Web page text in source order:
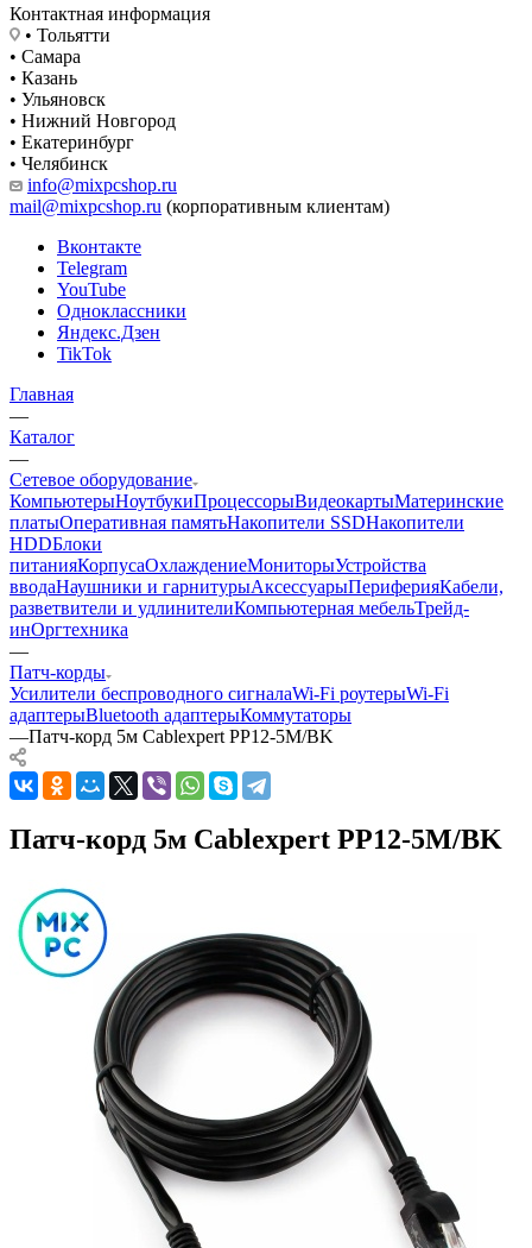
Контактная информация
• Тольятти
• Самара
• Казань
• Ульяновск
• Нижний Новгород
• Екатеринбург
• Челябинск
info@mixpcshop.ru
mail@mixpcshop.ru (корпоративным клиентам)
Вконтакте
Telegram
YouTube
Одноклассники
Яндекс.Дзен
TikTok
Главная
—
Каталог
—
Сетевое оборудование
КомпьютерыНоутбукиПроцессорыВидеокартыМатеринские
платыОперативная памятьНакопители SSDНакопители
HDDБлоки
питанияКорпусаОхлаждениеМониторыУстройства
вводаНаушники и гарнитурыАксессуарыПериферияКабели,
разветвители и удлинителиКомпьютерная мебельТрейд-
инОргтехника
—
Патч-корды
Усилители беспроводного сигналаWi-Fi роутерыWi-Fi
адаптерыBluetooth адаптерыКоммутаторы
—Патч-корд 5м Cablexpert PP12-5M/BK
Патч-корд 5м Cablexpert PP12-5M/BK